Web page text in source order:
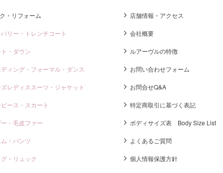
・リフォーム
リー・トレンチコート
・ダウン
ィング・フォーマル・ダンス
レディススーツ・ジャケット
ース・スカート
・毛皮ファー
・パンツ
・リュック
店舗情報・アクセス
会社概要
ルアーヴルの特徴
お問い合わせフォーム
お問合せQ&A
特定商取引に基づく表記
ボディサイズ表 Body Size List
よくあるご質問
個人情報保護方針